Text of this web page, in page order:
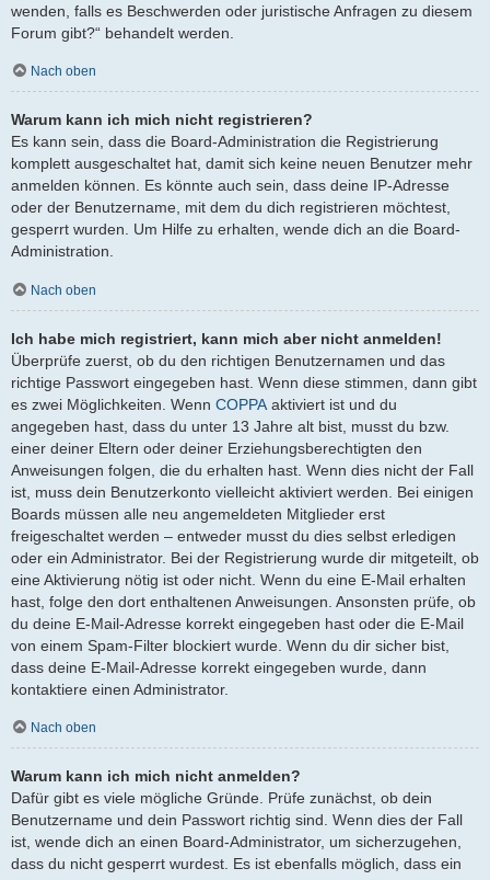
wenden, falls es Beschwerden oder juristische Anfragen zu diesem
Forum gibt?“ behandelt werden.
Nach oben
Warum kann ich mich nicht registrieren?
Es kann sein, dass die Board-Administration die Registrierung
komplett ausgeschaltet hat, damit sich keine neuen Benutzer mehr
anmelden können. Es könnte auch sein, dass deine IP-Adresse
oder der Benutzername, mit dem du dich registrieren möchtest,
gesperrt wurden. Um Hilfe zu erhalten, wende dich an die Board-
Administration.
Nach oben
Ich habe mich registriert, kann mich aber nicht anmelden!
Überprüfe zuerst, ob du den richtigen Benutzernamen und das
richtige Passwort eingegeben hast. Wenn diese stimmen, dann gibt
es zwei Möglichkeiten. Wenn COPPA aktiviert ist und du
angegeben hast, dass du unter 13 Jahre alt bist, musst du bzw.
einer deiner Eltern oder deiner Erziehungsberechtigten den
Anweisungen folgen, die du erhalten hast. Wenn dies nicht der Fall
ist, muss dein Benutzerkonto vielleicht aktiviert werden. Bei einigen
Boards müssen alle neu angemeldeten Mitglieder erst
freigeschaltet werden – entweder musst du dies selbst erledigen
oder ein Administrator. Bei der Registrierung wurde dir mitgeteilt, ob
eine Aktivierung nötig ist oder nicht. Wenn du eine E-Mail erhalten
hast, folge den dort enthaltenen Anweisungen. Ansonsten prüfe, ob
du deine E-Mail-Adresse korrekt eingegeben hast oder die E-Mail
von einem Spam-Filter blockiert wurde. Wenn du dir sicher bist,
dass deine E-Mail-Adresse korrekt eingegeben wurde, dann
kontaktiere einen Administrator.
Nach oben
Warum kann ich mich nicht anmelden?
Dafür gibt es viele mögliche Gründe. Prüfe zunächst, ob dein
Benutzername und dein Passwort richtig sind. Wenn dies der Fall
ist, wende dich an einen Board-Administrator, um sicherzugehen,
dass du nicht gesperrt wurdest. Es ist ebenfalls möglich, dass ein